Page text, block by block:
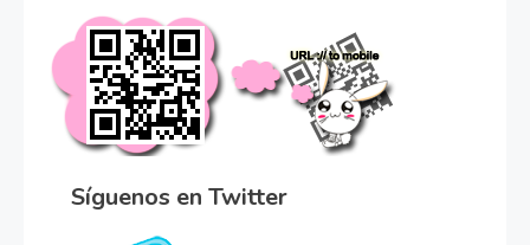
Síguenos en Twitter